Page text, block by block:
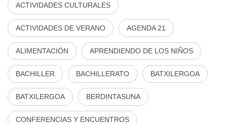
ACTIVIDADES CULTURALES
ACTIVIDADES DE VERANO AGENDA 21
ALIMENTACIÓN APRENDIENDO DE LOS NIÑOS
BACHILLER BACHILLERATO BATXILERGOA
BATXILERGOA BERDINTASUNA
CONFERENCIAS Y ENCUENTROS